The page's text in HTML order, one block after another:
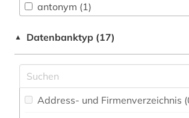
Kommunikationsdesign (1)
Medizin (0)
Musikwissenschaft (0)
Pädagogik (0)
antonym (1)
archive (1)
artusepik (2)
autor (1)
▲ Datenbanktyp (17)
Address-